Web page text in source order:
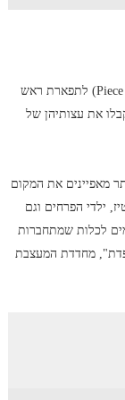
אולם הקולקציה המגוונת שמציגה תכשיטי ראש (Piece Hades) לתפארת ראש
את עצותיהן של
מאפיינים את המקום
ילדי הפרחים וגם
הראש מתאימים לכלות שמתחברות
מחדדת המעצבת